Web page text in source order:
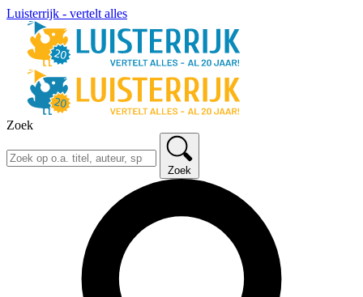
Luisterrijk - vertelt alles
Zoek
Zoek